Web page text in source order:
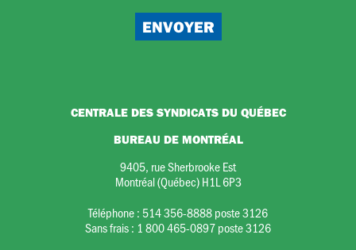
CENTRALE DES SYNDICATS DU QUÉBEC
BUREAU DE MONTRÉAL
9405, rue Sherbrooke Est
Montréal (Québec) H1L 6P3
Téléphone : 514 356-8888 poste 3126
Sans frais : 1 800 465-0897 poste 3126